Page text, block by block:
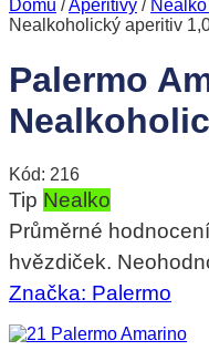
Domů /Aperitivy /
Nealkoholický aperitiv 1,0
Palermo
Kód: 216
Tip Nealko
Průměrné
hvězdiček.
Značka: Palermo